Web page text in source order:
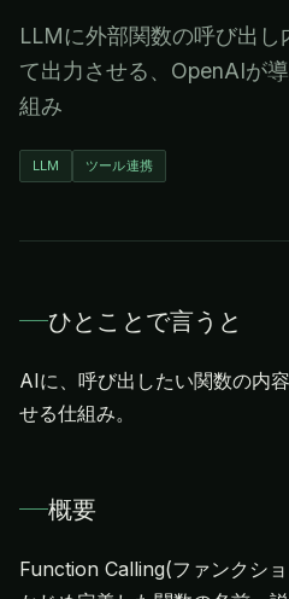
LLMに外部関数の呼び出し
て出力させる、OpenAIが
組み
LLM ツール連携
ひとことで言うと
AIに、呼び出したい関数の内
せる仕組み。
概要
Function Calling(ファンクシ